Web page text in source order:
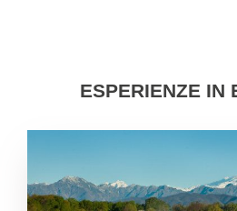
ESPERIENZE IN